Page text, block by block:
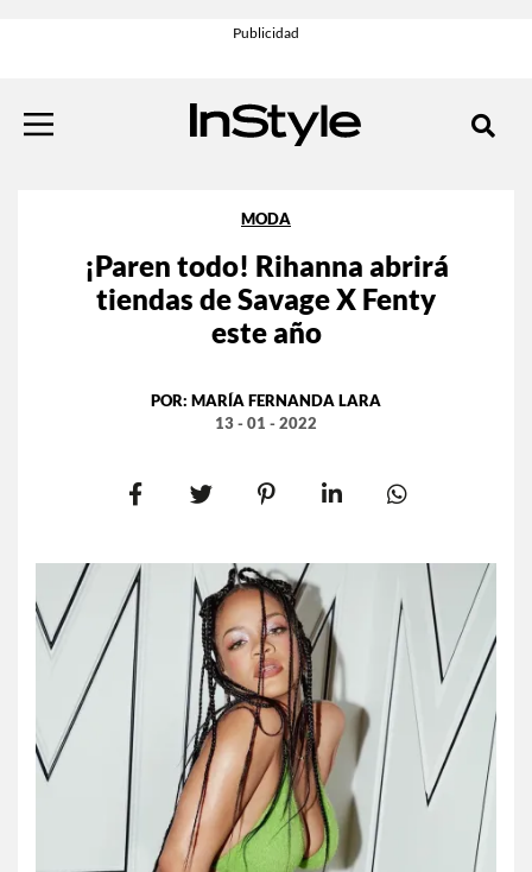
MODA
¡Paren todo! Rihanna abrirá
tiendas de Savage X Fenty
este año
POR: MARÍA FERNANDA LARA
13 - 01 - 2022